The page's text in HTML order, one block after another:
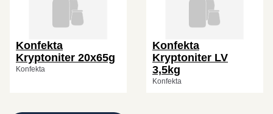
Konfekta
Kryptoniter 20x65g
Konfekta
Konfekta
Kryptoniter LV
3,5kg
Konfekta